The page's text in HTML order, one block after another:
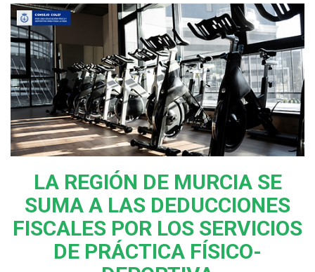
LA REGIÓN DE MURCIA SE
SUMA A LAS DEDUCCIONES
FISCALES POR LOS SERVICIOS
DE PRÁCTICA FÍSICO-